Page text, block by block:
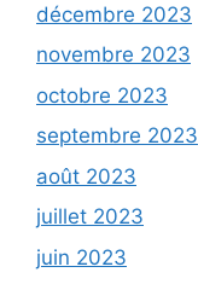
décembre 2023
novembre 2023
octobre 2023
septembre 2023
août 2023
juillet 2023
juin 2023